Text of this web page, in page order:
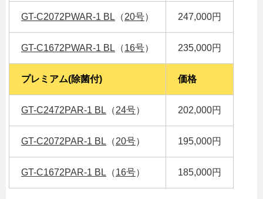
GT-C2072PWAR-1 BL （20号） 247,000円
GT-C1672PWAR-1 BL （16号） 235,000円
プレミアム(除菌付) 価格
GT-C2472PAR-1 BL （24号） 202,000円
GT-C2072PAR-1 BL （20号） 195,000円
GT-C1672PAR-1 BL （16号） 185,000円